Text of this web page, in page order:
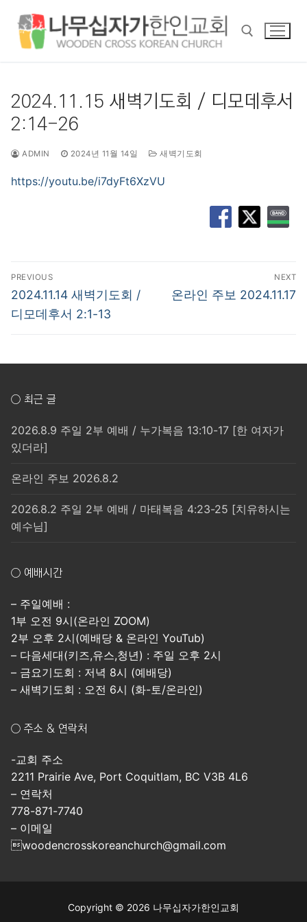
2024.11.15 새벽기도회 / 디모데후서
2:14-26
ADMIN 2024년 11월 14일 새벽기도회
https://youtu.be/i7dyFt6XzVU
글
탐
색
PREVIOUS
Previous
post:
2024.11.14 새벽기도회 /
디모데후서 2:1-13
NEXT
Next
온라인 주보 2024.11.17
○ 최근 글
2026.8.9 주일 2부 예배 / 누가복음 13:10-17 [한 여자가
있더라]
온라인 주보 2026.8.2
2026.8.2 주일 2부 예배 / 마태복음 4:23-25 [치유하시는
예수님]
○ 예배시간
– 주일예배 :
1부 오전 9시(온라인 ZOOM)
2부 오후 2시(예배당 & 온라인 YouTub)
– 다음세대(키즈,유스,청년) : 주일 오후 2시
– 금요기도회 : 저녁 8시 (예배당)
– 새벽기도회 : 오전 6시 (화-토/온라인)
○ 주소 & 연락처
-교회 주소
2211 Prairie Ave, Port Coquitlam, BC V3B 4L6
– 연락처
778-871-7740
– 이메일
woodencrosskoreanchurch@gmail.com
Copyright © 2026 나무십자가한인교회